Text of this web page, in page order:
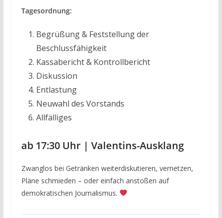
Tagesordnung:
Begrüßung & Feststellung der
Beschlussfähigkeit
Kassabericht & Kontrollbericht
Diskussion
Entlastung
Neuwahl des Vorstands
Allfälliges
ab 17:30 Uhr | Valentins-Ausklang
Zwanglos bei Getränken weiterdiskutieren, vernetzen,
Pläne schmieden – oder einfach anstoßen auf
demokratischen Journalismus.